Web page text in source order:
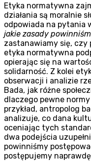
Etyka normatywna
działania są moralnie
odpowiada na pytania
jakie zasady
zastanawiamy się, czy
etyka normatywna
opierając się na
solidarność. Z kolei
obserwacji i analizie
Bada, jak różne
dlaczego pewne
przykład, antropolog
analizuje, co dana
oceniając tych
dwa podejścia
powinniśmy
postępujemy